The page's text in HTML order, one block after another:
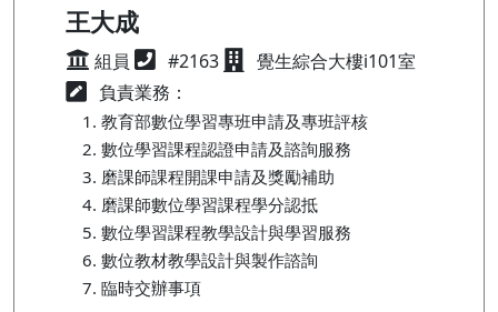
王大成
組員 #2163
覺生綜合大樓i101室
負責業務：
教育部數位學習專班申請及專班評核
數位學習課程認證申請及諮詢服務
磨課師課程開課申請及獎勵補助
磨課師數位學習課程學分認抵
數位學習課程教學設計與學習服務
數位教材教學設計與製作諮詢
臨時交辦事項